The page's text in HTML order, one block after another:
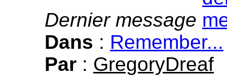
Dernier message
Dans : Remember...
Par : GregoryDreaf